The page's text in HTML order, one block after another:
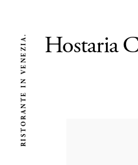
RISTORANTE IN VENEZIA. Hostaria